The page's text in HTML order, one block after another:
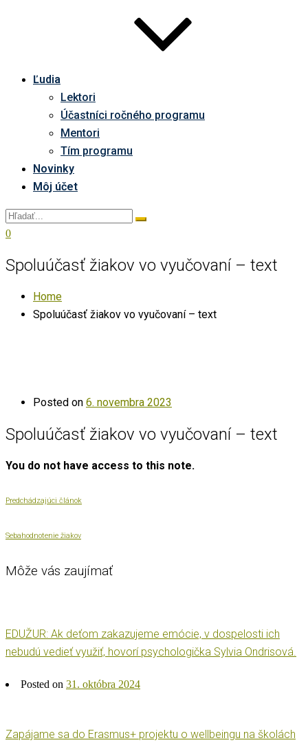
Ľudia
Lektori
Účastníci ročného programu
Mentori
Tím programu
Novinky
Môj účet
0
Spoluúčasť žiakov vo vyučovaní – text
Home
Spoluúčasť žiakov vo vyučovaní – text
Posted on 6. novembra 2023
Spoluúčasť žiakov vo vyučovaní – text
You do not have access to this note.
Predchádzajúci článok
Sebahodnotenie žiakov
Môže vás zaujímať
EDUŽUR: Ak deťom zakazujeme emócie, v dospelosti ich
nebudú vedieť využiť, hovorí psychologička Sylvia Ondrisová.
Posted on 31. októbra 2024
Zapájame sa do Erasmus+ projektu o wellbeingu na školách